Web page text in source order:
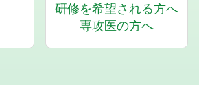
研修を希望される方へ
専攻医の方へ